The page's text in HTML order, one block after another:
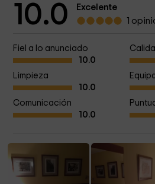
zona tranquila, a tres minutos de
Senda de los 2 Ríos
Con amplias salas para descansar.
Con ascensor para peronas que
movilidad.
Con desayuno sin gluten para
El de mayor capacidad de
Con salas de reunión para eventos
10.0
Excelente
1
Fiel a lo anunciado
10.0
Limpieza
10.0
Comunicación
10.0